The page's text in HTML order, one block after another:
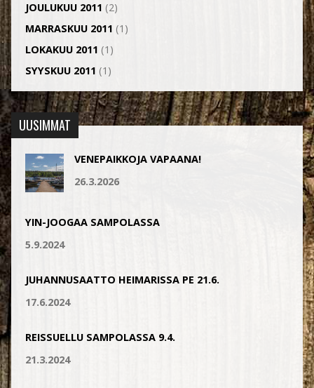
JOULUKUU 2011 (2)
MARRASKUU 2011 (1)
LOKAKUU 2011 (1)
SYYSKUU 2011 (1)
UUSIMMAT
VENEPAIKKOJA VAPAANA!
26.3.2026
YIN-JOOGAA SAMPOLASSA
5.9.2024
JUHANNUSAATTO HEIMARISSA PE 21.6.
17.6.2024
REISSUELLU SAMPOLASSA 9.4.
21.3.2024